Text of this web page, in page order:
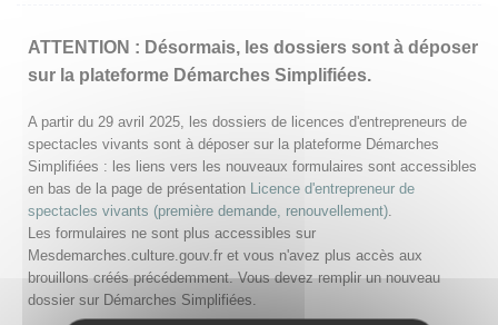
ATTENTION : Désormais, les dossiers sont à déposer
sur la plateforme Démarches Simplifiées.
A partir du 29 avril 2025, les dossiers de licences d'entrepreneurs de
spectacles vivants sont à déposer sur la plateforme Démarches
Simplifiées : les liens vers les nouveaux formulaires sont accessibles
en bas de la page de présentation Licence d'entrepreneur de
spectacles vivants (première demande, renouvellement).
Les formulaires ne sont plus accessibles sur
Mesdemarches.culture.gouv.fr et vous n'avez plus accès aux
brouillons créés précédemment. Vous devez remplir un nouveau
dossier sur Démarches Simplifiées.